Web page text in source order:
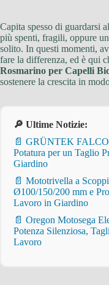
Capita spesso di guardarsi
più spenti, fragili, oppure
solito. In questi momenti,
fare la differenza, ed è qui
Rosmarino per Capelli
sostenere la crescita in
🔎 Ultime Notizie:
📄 GRÜNTEK FALCO
Potatura per un Taglio
Giardino
📄 Mototrivella a
Ø100/150/200 mm e
Lavoro in Giardino
📄 Oregon Motosega
Potenza Silenziosa,
Lavoro